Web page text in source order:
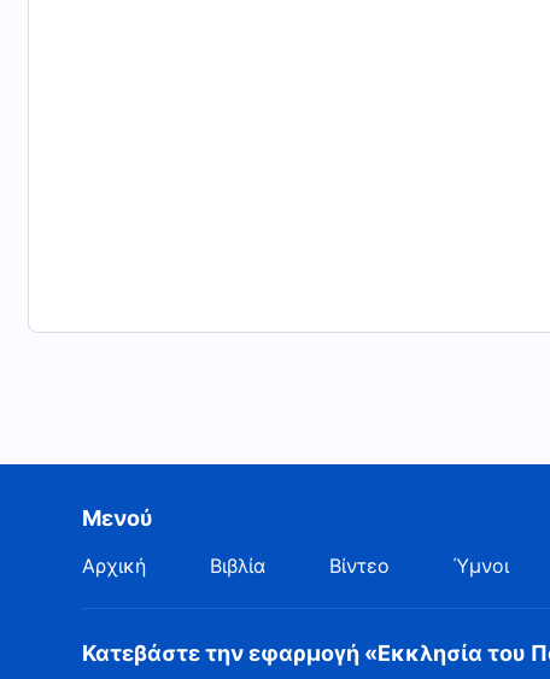
Μενού
Αρχική Βιβλία Βίντεο Ύμνοι
Κατεβάστε την εφαρμογή «Εκκλησία του